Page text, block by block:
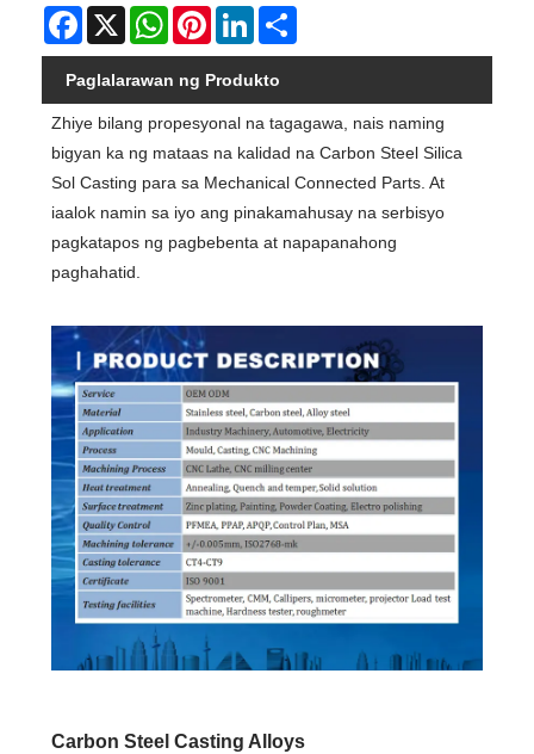
Facebook
X WhatsAppPinterestLinkedIn
Paglalarawan ng Produkto
Zhiye bilang propesyonal na tagagawa, nais naming
bigyan ka ng mataas na kalidad na Carbon Steel Silica
Sol Casting para sa Mechanical Connected Parts. At
iaalok namin sa iyo ang pinakamahusay na serbisyo
pagkatapos ng pagbebenta at napapanahong
paghahatid.
Carbon Steel Casting Alloys